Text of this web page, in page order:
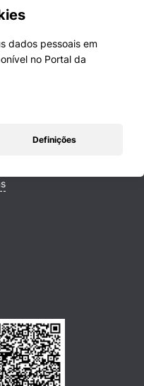
dados pessoais em
no Portal da
Definições